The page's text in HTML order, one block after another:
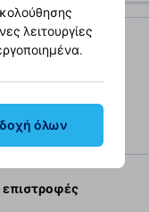
Προσθήκη στο
καλάθι
λειτουργίες
όλων